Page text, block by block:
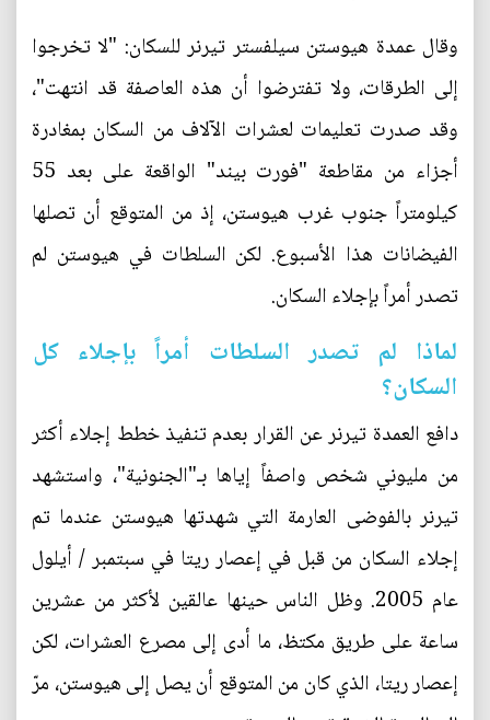
وقال عمدة هيوستن سيلفستر تيرنر للسكان: "لا تخرجوا
إلى الطرقات، ولا تفترضوا أن هذه العاصفة قد انتهت"،
وقد صدرت تعليمات لعشرات الآلاف من السكان بمغادرة
أجزاء من مقاطعة "فورت بيند" الواقعة على بعد 55
كيلومتراً جنوب غرب هيوستن، إذ من المتوقع أن تصلها
الفيضانات هذا الأسبوع. لكن السلطات في هيوستن لم
تصدر أمراً بإجلاء السكان.
لماذا لم تصدر السلطات أمراً بإجلاء كل
السكان؟
دافع العمدة تيرنر عن القرار بعدم تنفيذ خطط إجلاء أكثر
من مليوني شخص واصفاً إياها بـ"الجنونية"، واستشهد
تيرنر بالفوضى العارمة التي شهدتها هيوستن عندما تم
إجلاء السكان من قبل في إعصار ريتا في سبتمبر / أيلول
عام 2005. وظل الناس حينها عالقين لأكثر من عشرين
ساعة على طريق مكتظ، ما أدى إلى مصرع العشرات، لكن
إعصار ريتا، الذي كان من المتوقع أن يصل إلى هيوستن، مرّ